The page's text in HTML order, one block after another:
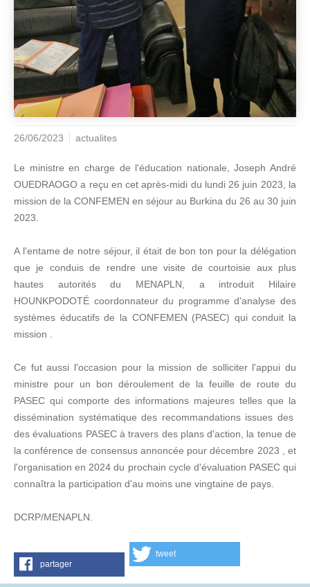
26/06/2023 actualites
Le ministre en charge de l'éducation nationale, Joseph André
OUEDRAOGO a reçu en cet après-midi du lundi 26 juin 2023, la
mission de la CONFEMEN en séjour au Burkina du 26 au 30 juin
2023.
A l'entame de notre séjour, il était de bon ton pour la délégation
que je conduis de rendre une visite de courtoisie aux plus
hautes autorités du MENAPLN, a introduit Hilaire
HOUNKPODOTÉ coordonnateur du programme d'analyse des
systèmes éducatifs de la CONFEMEN (PASEC) qui conduit la
mission .
Ce fut aussi l'occasion pour la mission de solliciter l'appui du
ministre pour un bon déroulement de la feuille de route du
PASEC qui comporte des informations majeures telles que la
dissémination systématique des recommandations issues des
des évaluations PASEC à travers des plans d'action, la tenue de
la conférence de consensus annoncée pour décembre 2023 , et
l'organisation en 2024 du prochain cycle d'évaluation PASEC qui
connaîtra la participation d'au moins une vingtaine de pays.
DCRP/MENAPLN.
partager
tweet